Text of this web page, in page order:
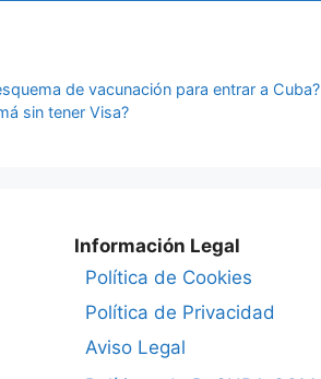
de vacunación para entrar a Cuba?
sin tener Visa?
Información Legal
Política de Cookies
Política de Privacidad
Aviso Legal